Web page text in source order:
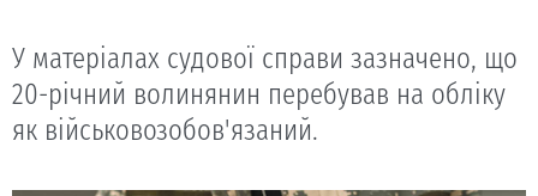
У матеріалах судової справи зазначено, що
20-річний волинянин перебував на обліку
як військовозобов'язаний.